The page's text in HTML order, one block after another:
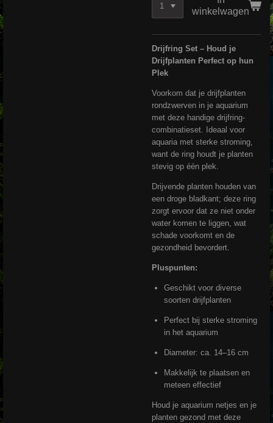
winkelwagen
Drijfring Set – Houd je
Drijfplanten Perfect op hun
Plek
Voorkom dat je drijfplanten
rondzwerven in je aquarium
met deze handige drijfring-
combinatieset. Ideaal voor
aquaria met sterke stroming,
want de ring houdt je planten
stevig op één plek.
Drijvende planten houden van
een droge bladkant; deze ring
zorgt ervoor dat ze niet onder
water komen te liggen, wat
schade voorkomt en de
gezondheid bevordert.
Pluspunten:
Geschikt voor diverse
soorten drijfplanten
Perfect bij sterke stroming
in het aquarium
Diameter: ca. 14–16 cm
Makkelijk te plaatsen en
meteen effectief
Houd je aquarium netjes en je
planten gezond met deze